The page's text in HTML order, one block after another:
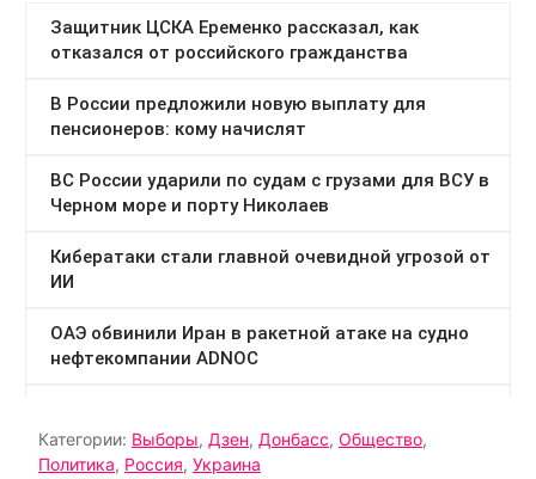
Категории: Выборы, Дзен, Донбасс, Общество,
Политика, Россия, Украина